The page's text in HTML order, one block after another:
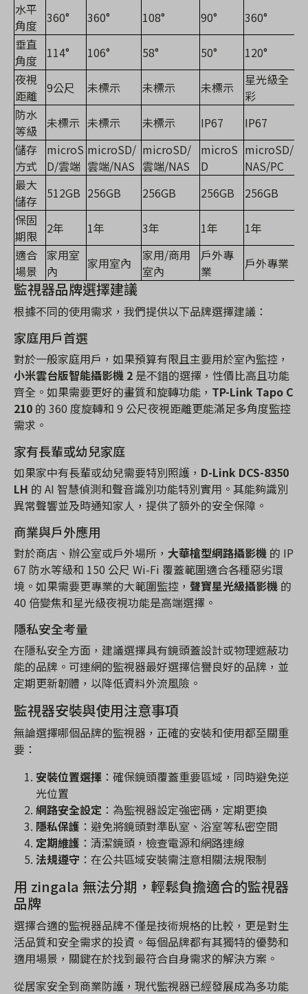
水平
角度
360° 360° 108° 90°
360°
垂直
角度
114° 106° 58° 50°
120°
夜視
距離 9公尺 未標示 未標示 未標示
星光級全
彩
防水
等級
未標示 未標示 未標示 IP67
IP67
儲存
方式
microS
D/雲端
microSD/
雲端/NAS
microSD/
雲端/NAS
microS
D
microSD/
NAS/PC
最大
儲存
512GB 256GB 256GB 256GB
256GB
保固
期限
2年 1年 3年 1年
1年
適合
場景
家用室
內
家用室內
家用/商用
室內
戶外專
業
戶外專業
監視器品牌選擇建議
根據不同的使用需求，我們提供以下品牌選擇建議：
家庭用戶首選
對於一般家庭用戶，如果預算有限且主要用於室內監控，
小米雲台版智能攝影機 2 是不錯的選擇，性價比高且功能
齊全。如果需要更好的畫質和旋轉功能， TP-Link Tapo C
210 的 360 度旋轉和 9 公尺夜視距離更能滿足多角度監控
需求。
家有長輩或幼兒家庭
如果家中有長輩或幼兒需要特別照護， D-Link DCS-8350
LH 的 AI 智慧偵測和聲音識別功能特別實用。其能夠識別
異常聲響並及時通知家人，提供了額外的安全保障。
商業與戶外應用
對於商店、辦公室或戶外場所， 大華槍型網路攝影機 的 IP
67 防水等級和 150 公尺 Wi-Fi 覆蓋範圍適合各種惡劣環
境。如果需要更專業的大範圍監控， 聲寶星光級攝影機 的
40 倍變焦和星光級夜視功能是高端選擇。
隱私安全考量
在隱私安全方面，建議選擇具有鏡頭蓋設計或物理遮蔽功
能的品牌。可連網的監視器最好選擇信譽良好的品牌，並
定期更新韌體，以降低資料外流風險。
監視器安裝與使用注意事項
無論選擇哪個品牌的監視器，正確的安裝和使用都至關重
要：
安裝位置選擇 ：確保鏡頭覆蓋重要區域，同時避免逆
光位置
網路安全設定 ：為監視器設定強密碼，定期更換
隱私保護 ：避免將鏡頭對準臥室、浴室等私密空間
定期維護 ：清潔鏡頭，檢查電源和網路連線
法規遵守 ：在公共區域安裝需注意相關法規限制
用 zingala 無法分期，輕鬆負擔適合的監視器
品牌
選擇合適的監視器品牌不僅是技術規格的比較，更是對生
活品質和安全需求的投資。每個品牌都有其獨特的優勢和
適用場景，關鍵在於找到最符合自身需求的解決方案。
從居家安全到商業防護，現代監視器已經發展成為多功能